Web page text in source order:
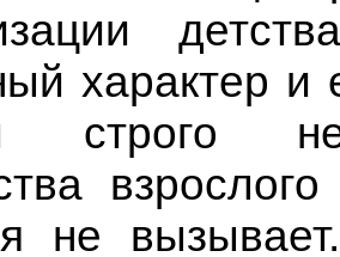
характер и
строго
не